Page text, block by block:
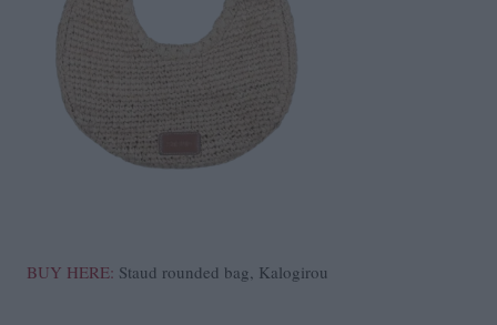
BUY HERE: Staud rounded bag, Kalogirou